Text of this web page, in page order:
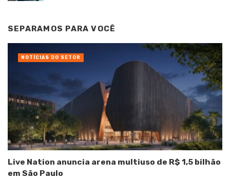
SEPARAMOS PARA VOCÊ
Live Nation anuncia arena multiuso de R$ 1,5 bilhão
em São Paulo
NOTÍCIAS DO SETOR